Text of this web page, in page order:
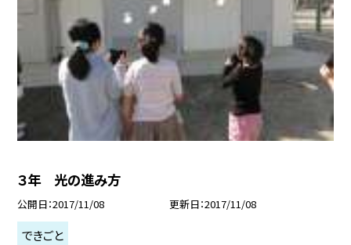
３年 光の進み方
公開日 2017/11/08 更新日 2017/11/08
できごと